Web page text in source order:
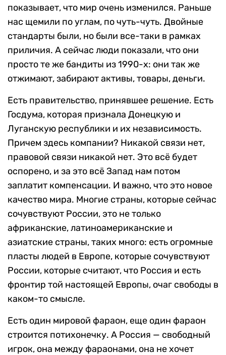
показывает, что мир очень изменился. Раньше
нас щемили по углам, по чуть-чуть. Двойные
стандарты были, но были все-таки в рамках
приличия. А сейчас люди показали, что они
просто те же бандиты из 1990-х: они так же
отжимают, забирают активы, товары, деньги.
Есть правительство, принявшее решение. Есть
Госдума, которая признала Донецкую и
Луганскую республики и их независимость.
Причем здесь компании? Никакой связи нет,
правовой связи никакой нет. Это всё будет
оспорено, и за это всё Запад нам потом
заплатит компенсации. И важно, что это новое
качество мира. Многие страны, которые сейчас
сочувствуют России, это не только
африканские, латиноамериканские и
азиатские страны, таких много: есть огромные
пласты людей в Европе, которые сочувствуют
России, которые считают, что Россия и есть
фронтир той настоящей Европы, очаг свободы в
каком-то смысле.
Есть один мировой фараон, еще один фараон
строится потихонечку. А Россия — свободный
игрок, она между фараонами, она не хочет